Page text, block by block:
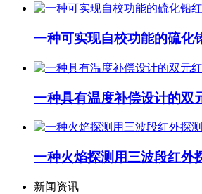
一种可实现自校功能的硫化
一种具有温度补偿设计的双
一种火焰探测用三波段红外
新闻资讯